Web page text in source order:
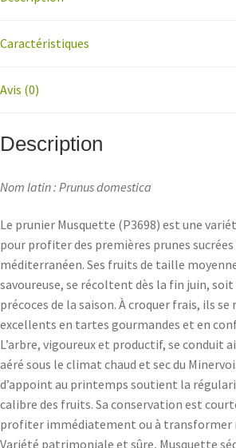
Caractéristiques
Avis (0)
Description
Nom latin : Prunus domestica
Le prunier Musquette (P3698) est une
pour profiter des premières prunes sucrées
méditerranéen. Ses fruits de taille
savoureuse, se récoltent dès la fin juin,
précoces de la saison. À croquer frais, ils se
excellents en tartes gourmandes et en
L’arbre, vigoureux et productif, se conduit
aéré sous le climat chaud et sec du
d’appoint au printemps soutient la
calibre des fruits. Sa conservation est
profiter immédiatement ou à transformer
Variété patrimoniale et sûre, Musquette